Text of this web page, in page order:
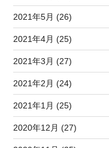
2021年5月 (26)
2021年4月 (25)
2021年3月 (27)
2021年2月 (24)
2021年1月 (25)
2020年12月 (27)